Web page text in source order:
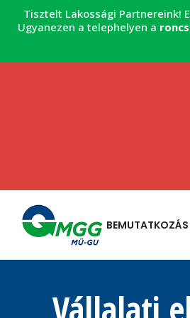
Tisztelt Lakossági Partnereink!
Ugyanezen a telephelyen a
BEMUTATKOZÁS